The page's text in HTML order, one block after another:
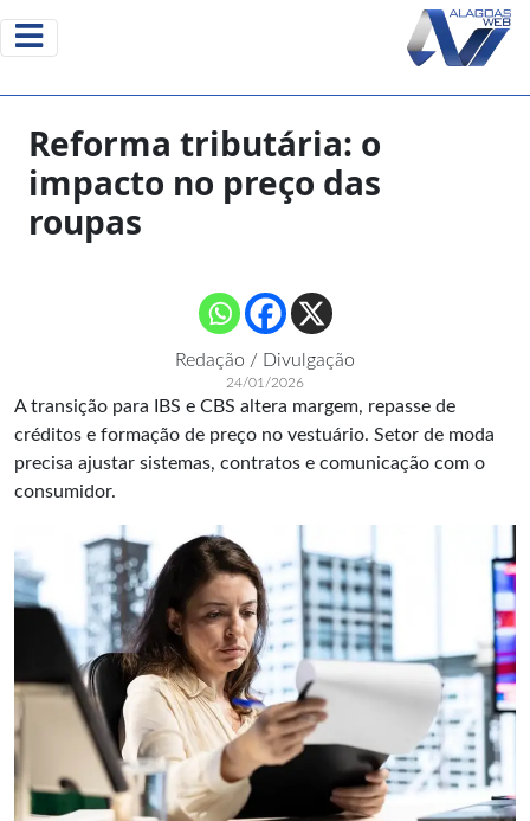
Reforma tributária: o
impacto no preço das
roupas
Redação / Divulgação
24/01/2026
A transição para IBS e CBS altera margem, repasse de
créditos e formação de preço no vestuário. Setor de moda
precisa ajustar sistemas, contratos e comunicação com o
consumidor.